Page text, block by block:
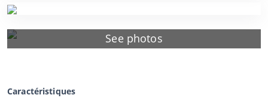
See photos
Caractéristiques